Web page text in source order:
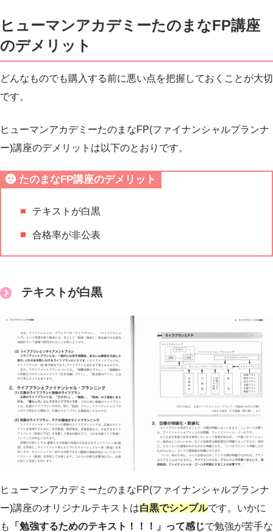
ヒューマンアカデミーたのまなFP講座
のデメリット
どんなものでも購入する前に悪い点を把握しておくことが大切
です。
ヒューマンアカデミーたのまなFP(ファイナンシャルプランナ
ー)講座のデメリットは以下のとおりです。
たのまなFP講座のデメリット
テキストが白黒
合格率が非公表
テキストが白黒
ヒューマンアカデミーたのまなFP(ファイナンシャルプランナ
ー)講座のオリジナルテキストは白黒でシンプルです。いかに
も
「勉強するためのテキスト！！！」って感じで勉強が苦手な